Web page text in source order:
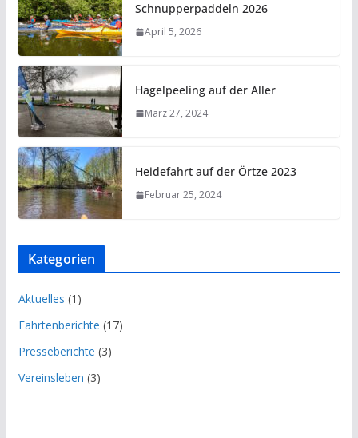
Schnupperpaddeln 2026
April 5, 2026
Hagelpeeling auf der Aller
März 27, 2024
Heidefahrt auf der Örtze 2023
Februar 25, 2024
Kategorien
Aktuelles (1)
Fahrtenberichte (17)
Presseberichte (3)
Vereinsleben (3)